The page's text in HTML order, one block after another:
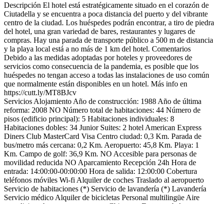
Descripción El hotel está estratégicamente situado en el corazón de
Ciutadella y se encuentra a poca distancia del puerto y del vibrante
centro de la ciudad. Los huéspedes podrán encontrar, a tiro de piedra
del hotel, una gran variedad de bares, restaurantes y lugares de
compras. Hay una parada de transporte público a 500 m de distancia
y la playa local está a no más de 1 km del hotel. Comentarios
Debido a las medidas adoptadas por hoteles y proveedores de
servicios como consecuencia de la pandemia, es posible que los
huéspedes no tengan acceso a todas las instalaciones de uso común
que normalmente están disponibles en un hotel. Más info en
https://cutt.ly/MT8BJcv
Servicios Alojamiento Año de construcción: 1988 Año de última
reforma: 2008 NO Número total de habitaciones: 44 Número de
pisos (edificio principal): 5 Habitaciones individuales: 8
Habitaciones dobles: 34 Junior Suites: 2 hotel American Express
Diners Club MasterCard Visa Centro ciudad: 0,3 Km. Parada de
bus/metro más cercana: 0,2 Km. Aeropuerto: 45,8 Km. Playa: 1
Km. Campo de golf: 36,9 Km. NO Accesible para personas de
movilidad reducida NO Aparcamiento Recepción 24h Hora de
entrada: 14:00:00-00:00:00 Hora de salida: 12:00:00 Cobertura
teléfonos móviles Wi-fi Alquiler de coches Traslado al aeropuerto
Servicio de habitaciones (*) Servicio de lavandería (*) Lavandería
Servicio médico Alquiler de bicicletas Personal multilingüe Aire